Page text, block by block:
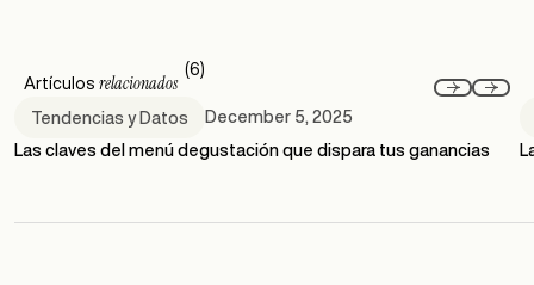
Artículos relacionados
(6)
Tendencias y Datos
December 5, 2025
Las claves del menú degustación que dispara tus ganancias